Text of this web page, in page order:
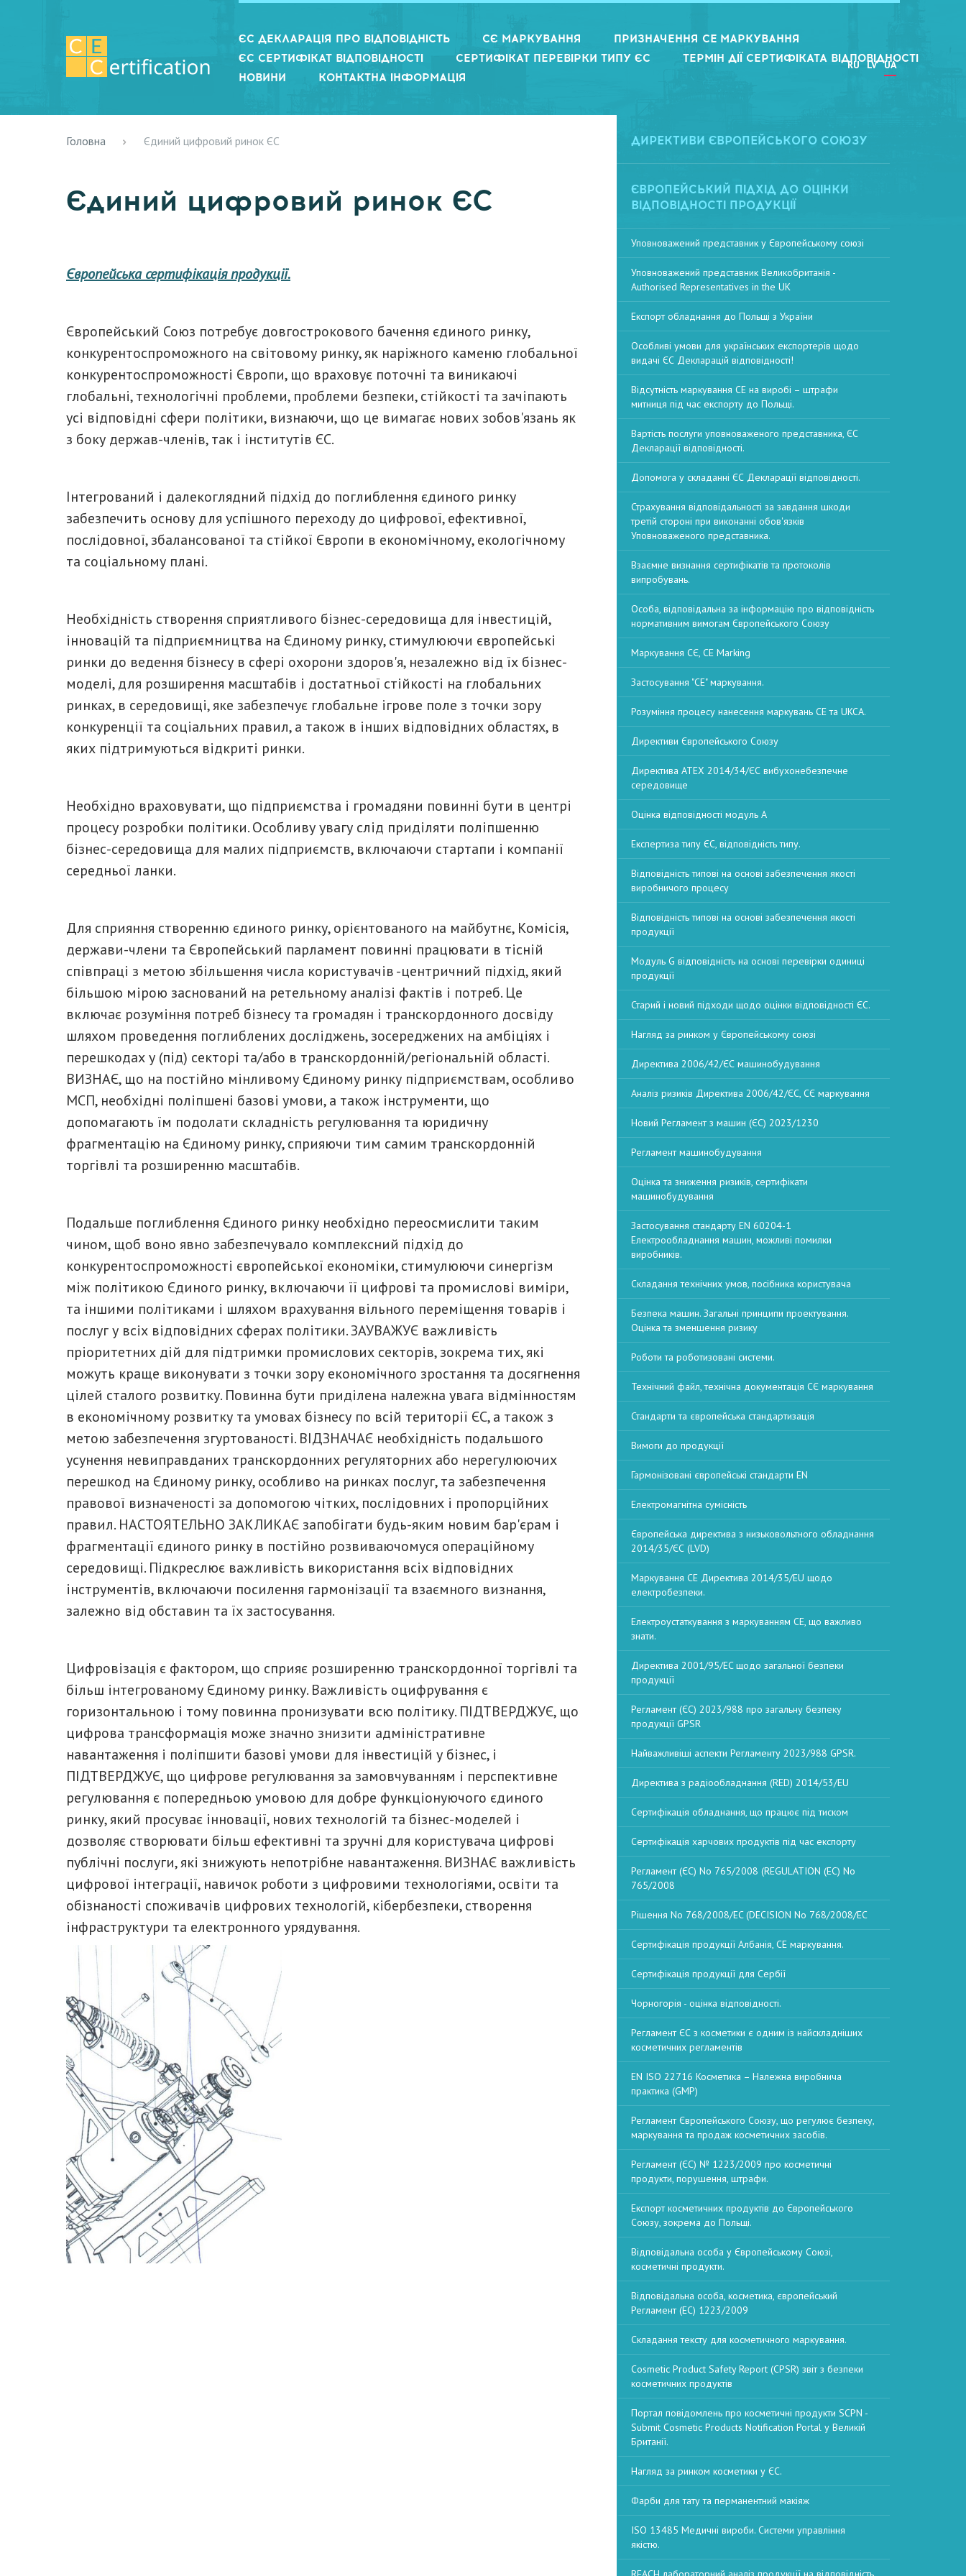
RU LV UA
ЄС ДЕКЛАРАЦІЯ ПРО ВІДПОВІДНІСТЬ СЄ МАРКУВАННЯ
ПРИЗНАЧЕННЯ CE МАРКУВАННЯ
ЄС СЕРТИФІКАТ ВІДПОВІДНОСТІ
СЕРТИФІКАТ ПЕРЕВІРКИ ТИПУ ЄС
ТЕРМІН ДІЇ СЕРТИФІКАТА ВІДПОВІДНОСТІ
НОВИНИ
КОНТАКТНА ІНФОРМАЦІЯ
Головна Єдиний цифровий ринок ЄС
Єдиний цифровий ринок ЄС
Європейська сертифікація продукції.
Європейський Союз потребує довгострокового бачення єдиного ринку,
конкурентоспроможного на світовому ринку, як наріжного каменю глобальної
конкурентоспроможності Європи, що враховує поточні та виникаючі
глобальні, технологічні проблеми, проблеми безпеки, стійкості та зачіпають
усі відповідні сфери політики, визнаючи, що це вимагає нових зобов'язань як
з боку держав-членів, так і інститутів ЄС.
Інтегрований і далекоглядний підхід до поглиблення єдиного ринку
забезпечить основу для успішного переходу до цифрової, ефективної,
послідовної, збалансованої та стійкої Європи в економічному, екологічному
та соціальному плані.
Необхідність створення сприятливого бізнес-середовища для інвестицій,
інновацій та підприємництва на Єдиному ринку, стимулюючи європейські
ринки до ведення бізнесу в сфері охорони здоров'я, незалежно від їх бізнес-
моделі, для розширення масштабів і достатньої стійкості на глобальних
ринках, в середовищі, яке забезпечує глобальне ігрове поле з точки зору
конкуренції та соціальних правил, а також в інших відповідних областях, в
яких підтримуються відкриті ринки.
Необхідно враховувати, що підприємства і громадяни повинні бути в центрі
процесу розробки політики. Особливу увагу слід приділяти поліпшенню
бізнес-середовища для малих підприємств, включаючи стартапи і компанії
середньої ланки.
Для сприяння створенню єдиного ринку, орієнтованого на майбутнє, Комісія,
держави-члени та Європейський парламент повинні працювати в тісній
співпраці з метою збільшення числа користувачів -центричний підхід, який
більшою мірою заснований на ретельному аналізі фактів і потреб. Це
включає розуміння потреб бізнесу та громадян і транскордонного досвіду
шляхом проведення поглиблених досліджень, зосереджених на амбіціях і
перешкодах у (під) секторі та/або в транскордонній/регіональній області.
ВИЗНАЄ, що на постійно мінливому Єдиному ринку підприємствам, особливо
МСП, необхідні поліпшені базові умови, а також інструменти, що
допомагають їм подолати складність регулювання та юридичну
фрагментацію на Єдиному ринку, сприяючи тим самим транскордонній
торгівлі та розширенню масштабів.
Подальше поглиблення Єдиного ринку необхідно переосмислити таким
чином, щоб воно явно забезпечувало комплексний підхід до
конкурентоспроможності європейської економіки, стимулюючи синергізм
між політикою Єдиного ринку, включаючи її цифрові та промислові виміри,
та іншими політиками і шляхом врахування вільного переміщення товарів і
послуг у всіх відповідних сферах політики. ЗАУВАЖУЄ важливість
пріоритетних дій для підтримки промислових секторів, зокрема тих, які
можуть краще виконувати з точки зору економічного зростання та досягнення
цілей сталого розвитку. Повинна бути приділена належна увага відмінностям
в економічному розвитку та умовах бізнесу по всій території ЄС, а також з
метою забезпечення згуртованості. ВІДЗНАЧАЄ необхідність подальшого
усунення невиправданих транскордонних регуляторних або нерегулюючих
перешкод на Єдиному ринку, особливо на ринках послуг, та забезпечення
правової визначеності за допомогою чітких, послідовних і пропорційних
правил. НАСТОЯТЕЛЬНО ЗАКЛИКАЄ запобігати будь-яким новим бар'єрам і
фрагментації єдиного ринку в постійно розвиваючомуся операційному
середовищі. Підкреслює важливість використання всіх відповідних
інструментів, включаючи посилення гармонізації та взаємного визнання,
залежно від обставин та їх застосування.
Цифровізація є фактором, що сприяє розширенню транскордонної торгівлі та
більш інтегрованому Єдиному ринку. Важливість оцифрування є
горизонтальною і тому повинна пронизувати всю політику. ПІДТВЕРДЖУЄ, що
цифрова трансформація може значно знизити адміністративне
навантаження і поліпшити базові умови для інвестицій у бізнес, і
ПІДТВЕРДЖУЄ, що цифрове регулювання за замовчуванням і перспективне
регулювання є попередньою умовою для добре функціонуючого єдиного
ринку, який просуває інновації, нових технологій та бізнес-моделей і
дозволяє створювати більш ефективні та зручні для користувача цифрові
публічні послуги, які знижують непотрібне навантаження. ВИЗНАЄ важливість
цифрової інтеграції, навичок роботи з цифровими технологіями, освіти та
обізнаності споживачів цифрових технологій, кібербезпеки, створення
інфраструктури та електронного урядування.
ДИРЕКТИВИ ЄВРОПЕЙСЬКОГО СОЮЗУ
ЄВРОПЕЙСЬКИЙ ПІДХІД ДО ОЦІНКИ
ВІДПОВІДНОСТІ ПРОДУКЦІЇ
Уповноважений представник у Європейському союзі
Уповноважений представник Великобританія -
Authorised Representatives in the UK
Експорт обладнання до Польщі з України
Особливі умови для українських експортерів щодо
видачі ЄС Декларацій відповідності!
Відсутність маркування CE на виробі – штрафи
митниця під час експорту до Польщі.
Вартість послуги уповноваженого представника, ЄС
Декларації відповідності.
Допомога у складанні ЄС Декларації відповідності.
Страхування відповідальності за завдання шкоди
третій стороні при виконанні обов'язків
Уповноваженого представника.
Взаємне визнання сертифікатів та протоколів
випробувань.
Особа, відповідальна за інформацію про відповідність
нормативним вимогам Європейського Союзу
Маркування СЄ, CE Marking
Застосування "CE" маркування.
Розуміння процесу нанесення маркувань CE та UKCA.
Директиви Європейського Союзу
Директива ATEX 2014/34/ЄС вибухонебезпечне
середовище
Оцінка відповідності модуль А
Експертиза типу ЄС, відповідність типу.
Відповідність типові на основі забезпечення якості
виробничого процесу
Відповідність типові на основі забезпечення якості
продукції
Модуль G відповідність на основі перевірки одиниці
продукції
Старий і новий підходи щодо оцінки відповідності ЄС.
Нагляд за ринком у Європейському союзі
Директива 2006/42/ЄС машинобудування
Аналіз ризиків Директива 2006/42/ЄС, СЄ маркування
Новий Регламент з машин (ЄС) 2023/1230
Регламент машинобудування
Оцінка та зниження ризиків, сертифікати
машинобудування
Застосування стандарту EN 60204-1
Електрообладнання машин, можливі помилки
виробників.
Складання технічних умов, посібника користувача
Безпека машин. Загальні принципи проектування.
Оцінка та зменшення ризику
Роботи та роботизовані системи.
Технічний файл, технічна документація СЄ маркування
Стандарти та європейська стандартизація
Вимоги до продукції
Гармонізовані європейські стандарти EN
Електромагнітна сумісність
Європейська директива з низьковольтного обладнання
2014/35/ЄС (LVD)
Маркування CE Директива 2014/35/EU щодо
електробезпеки.
Електроустаткування з маркуванням CE, що важливо
знати.
Директива 2001/95/EC щодо загальної безпеки
продукції
Регламент (ЄС) 2023/988 про загальну безпеку
продукції GPSR
Найважливіші аспекти Регламенту 2023/988 GPSR.
Директива з радіообладнання (RED) 2014/53/EU
Сертифікація обладнання, що працює під тиском
Сертифікація харчових продуктів під час експорту
Регламент (ЄС) No 765/2008 (REGULATION (EC) No
765/2008
Рішення No 768/2008/EC (DECISION No 768/2008/EC
Сертифікація продукції Албанія, СЕ маркування.
Сертифікація продукції для Сербії
Чорногорія - оцінка відповідності.
Регламент ЄС з косметики є одним із найскладніших
косметичних регламентів
EN ISO 22716 Косметика – Належна виробнича
практика (GMP)
Регламент Європейського Союзу, що регулює безпеку,
маркування та продаж косметичних засобів.
Регламент (ЄС) № 1223/2009 про косметичні
продукти, порушення, штрафи.
Експорт косметичних продуктів до Європейського
Союзу, зокрема до Польщі.
Відповідальна особа у Європейському Союзі,
косметичні продукти.
Відповідальна особа, косметика, європейський
Регламент (EC) 1223/2009
Складання тексту для косметичного маркування.
Cosmetic Product Safety Report (CPSR) звіт з безпеки
косметичних продуктів
Портал повідомлень про косметичні продукти SCPN -
Submit Cosmetic Products Notification Portal у Великій
Британії.
Нагляд за ринком косметики у ЄС.
Фарби для тату та перманентний макіяж
ISO 13485 Медичні вироби. Системи управління
якістю.